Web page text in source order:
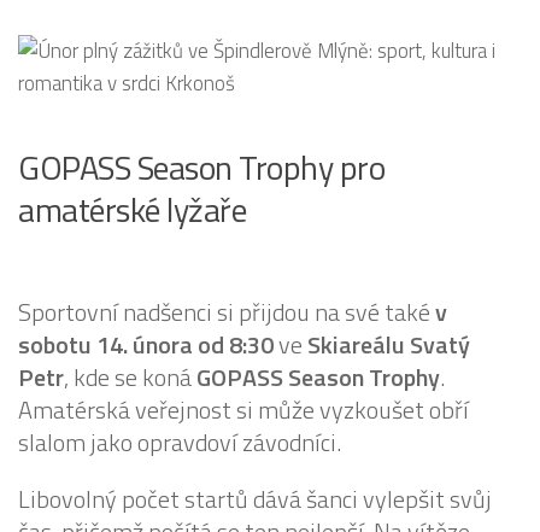
GOPASS Season Trophy pro
amatérské lyžaře
Sportovní nadšenci si přijdou na své takév
sobotu 14. února od 8:30veSkiareálu Svatý
Petr, kde se konáGOPASS Season Trophy.
Amatérská veřejnost si může vyzkoušet obří
slalom jako opravdoví závodníci.
Libovolný počet startů dává šanci vylepšit svůj